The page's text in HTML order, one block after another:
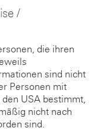
/
die ihren
sind nicht
Personen mit
USA bestimmt,
nicht nach
sind.